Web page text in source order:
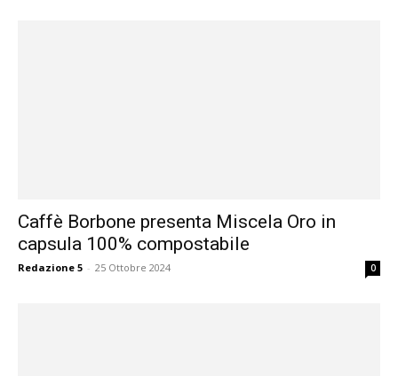
Caffè Borbone presenta Miscela Oro in
capsula 100% compostabile
Redazione 5 - 25 Ottobre 2024 0